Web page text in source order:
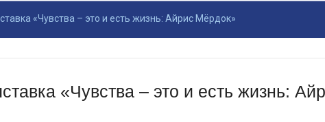
«Чувства – это и есть жизнь: Айрис Мёрдок»
«Чувства – это и есть жизнь: